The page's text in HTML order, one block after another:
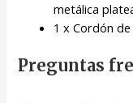
metálica
1 x Cordón
Preguntas